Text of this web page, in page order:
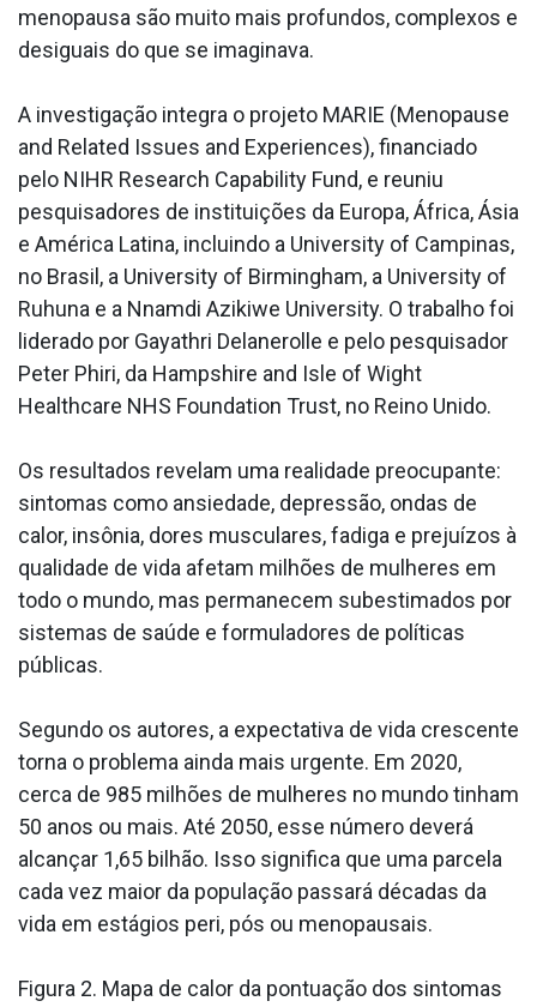
menopausa são muito mais profundos, complexos e
desiguais do que se imaginava.
A investigação integra o projeto MARIE (Menopause
and Related Issues and Experiences), financiado
pelo NIHR Research Capability Fund, e reuniu
pesquisadores de instituições da Europa, África, Ásia
e América Latina, incluindo a University of Campinas,
no Brasil, a University of Birmingham, a University of
Ruhuna e a Nnamdi Azikiwe University. O trabalho foi
liderado por Gayathri Delanerolle e pelo pesquisador
Peter Phiri, da Hampshire and Isle of Wight
Healthcare NHS Foundation Trust, no Reino Unido.
Os resultados revelam uma realidade preocupante:
sintomas como ansiedade, depressão, ondas de
calor, insônia, dores musculares, fadiga e prejuízos à
qualidade de vida afetam milhões de mulheres em
todo o mundo, mas permanecem subestimados por
sistemas de saúde e formuladores de políticas
públicas.
Segundo os autores, a expectativa de vida crescente
torna o problema ainda mais urgente. Em 2020,
cerca de 985 milhões de mulheres no mundo tinham
50 anos ou mais. Até 2050, esse número deverá
alcançar 1,65 bilhão. Isso significa que uma parcela
cada vez maior da população passará décadas da
vida em estágios peri, pós ou menopausais.
Figura 2. Mapa de calor da pontuação dos sintomas